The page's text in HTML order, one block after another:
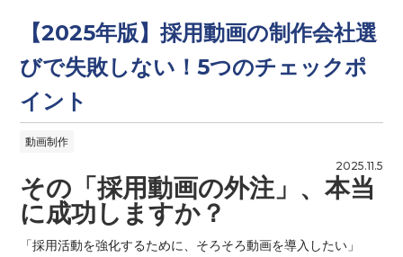
【2025年版】採用動画の制作会社選
びで失敗しない！5つのチェックポ
イント
動画制作
2025.11.5
その「採用動画の外注」、本当
に成功しますか？
「採用活動を強化するために、そろそろ動画を導入したい」